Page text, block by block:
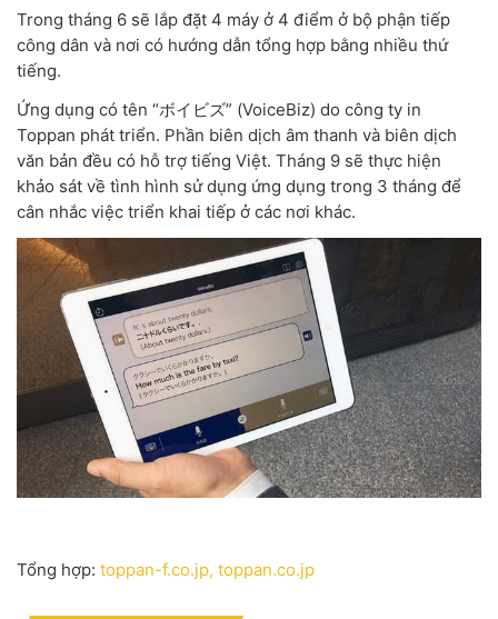
Trong tháng 6 sẽ lắp đặt 4 máy ở 4 điểm ở bộ phận tiếp
công dân và nơi có hướng dẫn tổng hợp bằng nhiều thứ
tiếng.
Ứng dụng có tên “ボイビズ” (VoiceBiz) do công ty in
Toppan phát triển. Phần biên dịch âm thanh và biên dịch
văn bản đều có hỗ trợ tiếng Việt. Tháng 9 sẽ thực hiện
khảo sát về tình hình sử dụng ứng dụng trong 3 tháng để
cân nhắc việc triển khai tiếp ở các nơi khác.
Tổng hợp: toppan-f.co.jp, toppan.co.jp